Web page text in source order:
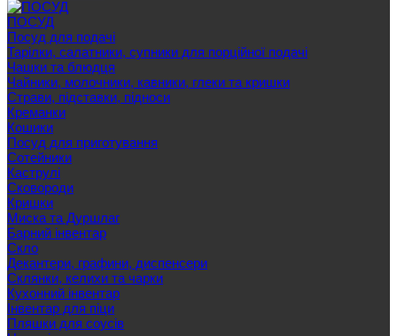
ПОСУД
Посуд для подачі
Тарілки, салатники, супники для порційної подачі
Чашки та блюдця
Чайники, молочники, кавники, глеки та кришки
Страви, підставки, підноси
Креманки
Кошики
Посуд для приготування
Сотейники
Каструлі
Сковороди
Кришки
Миска та Дуршлаг
Барний інвентар
Скло
Декантери, графини, диспенсери
Склянки, келихи та чарки
Кухонний інвентар
Інвентар для піци
Пляшки для соусів